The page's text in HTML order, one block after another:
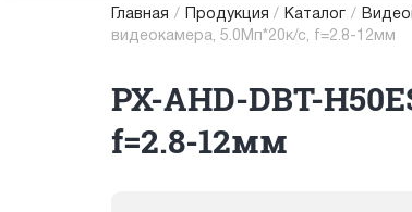
Главная / Продукция / Каталог /
видеокамера, 5.0Мп*20к/с, f=2.8-12мм
PX-AHD-DBT-
f=2.8-12мм